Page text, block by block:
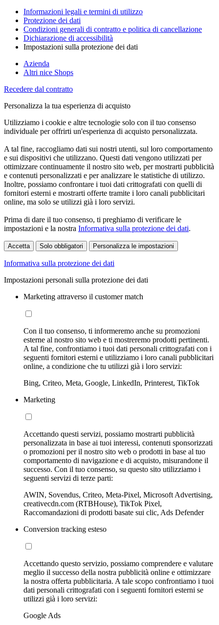
Informazioni legali e termini di utilizzo
Protezione dei dati
Condizioni generali di contratto e politica di cancellazione
Dichiarazione di accessibilità
Impostazioni sulla protezione dei dati
Azienda
Altri nice Shops
Recedere dal contratto
Personalizza la tua esperienza di acquisto
Utilizziamo i cookie e altre tecnologie solo con il tuo consenso
individuale per offrirti un'esperienza di acquisto personalizzata.
A tal fine, raccogliamo dati sui nostri utenti, sul loro comportamento
e sui dispositivi che utilizzano. Questi dati vengono utilizzati per
ottimizzare continuamente il nostro sito web, per mostrarti pubblicità
e contenuti personalizzati e per analizzare le statistiche di utilizzo.
Inoltre, possiamo confrontare i tuoi dati crittografati con quelli di
fornitori esterni e mostrarti offerte tramite i loro canali pubblicitari
online, ma solo se utilizzi già i loro servizi.
Prima di dare il tuo consenso, ti preghiamo di verificare le
impostazioni e la nostra Informativa sulla protezione dei dati.
Accetta Solo obbligatori Personalizza le impostazioni
Informativa sulla protezione dei dati
Impostazioni personali sulla protezione dei dati
Marketing attraverso il customer match
Con il tuo consenso, ti informeremo anche su promozioni
esterne al nostro sito web e ti mostreremo prodotti pertinenti.
A tal fine, confrontiamo i tuoi dati personali crittografati con i
seguenti fornitori esterni e utilizziamo i loro canali pubblicitari
online, a condizione che tu utilizzi già i loro servizi:
Bing, Criteo, Meta, Google, LinkedIn, Printerest, TikTok
Marketing
Accettando questi servizi, possiamo mostrarti pubblicità
personalizzata in base ai tuoi interessi, contenuti sponsorizzati
o promozioni per il nostro sito web o prodotti in base al tuo
comportamento di navigazione e di acquisto, misurandone il
successo. Con il tuo consenso, su questo sito utilizziamo i
seguenti servizi di terze parti:
AWIN, Sovendus, Criteo, Meta-Pixel, Microsoft Advertising,
creativecdn.com (RTBHouse), TikTok Pixel,
Raccomandazioni di prodotti basate sui clic, Ads Defender
Conversion tracking esteso
Accettando questo servizio, possiamo comprendere e valutare
meglio il successo della nostra pubblicità online e ottimizzare
la nostra offerta pubblicitaria. A tale scopo confrontiamo i tuoi
dati personali crittografati con i seguenti fornitori esterni se
utilizzi già i loro servizi:
Google Ads